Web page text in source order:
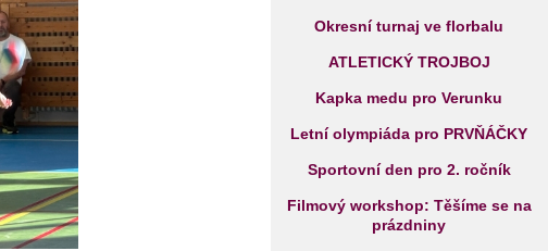
Okresní turnaj ve florbalu
ATLETICKÝ TROJBOJ
Kapka medu pro Verunku
Letní olympiáda pro PRVŇÁČKY
Sportovní den pro 2. ročník
Filmový workshop: Těšíme se na
prázdniny